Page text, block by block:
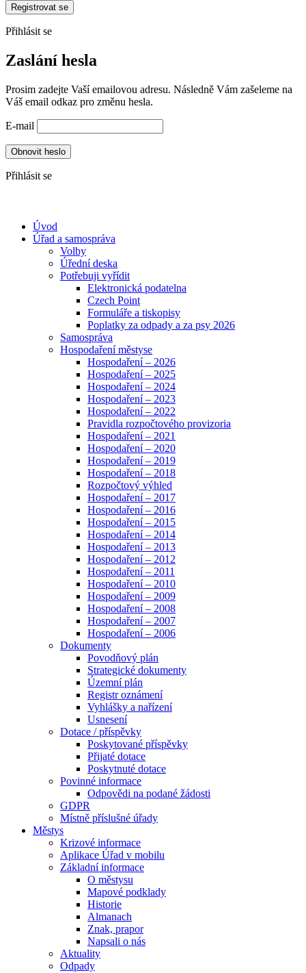
Registrovat se
Přihlásit se
Zaslání hesla
Prosim zadejte Vaší emailovou adresu. Následně Vám zašeleme na
Váš email odkaz pro změnu hesla.
E-mail
Obnovit heslo
Přihlásit se
Úvod
Úřad a samospráva
Volby
Úřední deska
Potřebuji vyřídit
Elektronická podatelna
Czech Point
Formuláře a tiskopisy
Poplatky za odpady a za psy 2026
Samospráva
Hospodaření městyse
Hospodaření – 2026
Hospodaření – 2025
Hospodaření – 2024
Hospodaření – 2023
Hospodaření – 2022
Pravidla rozpočtového provizoria
Hospodaření – 2021
Hospodaření – 2020
Hospodaření – 2019
Hospodaření – 2018
Rozpočtový výhled
Hospodaření – 2017
Hospodaření – 2016
Hospodaření – 2015
Hospodaření – 2014
Hospodaření – 2013
Hospodaření – 2012
Hospodaření – 2011
Hospodaření – 2010
Hospodaření – 2009
Hospodaření – 2008
Hospodaření – 2007
Hospodaření – 2006
Dokumenty
Povodňový plán
Strategické dokumenty
Územní plán
Registr oznámení
Vyhlášky a nařízení
Usnesení
Dotace / příspěvky
Poskytované příspěvky
Přijaté dotace
Poskytnuté dotace
Povinné informace
Odpovědi na podané žádosti
GDPR
Místně příslušné úřady
Městys
Krizové informace
Aplikace Úřad v mobilu
Základní informace
O městysu
Mapové podklady
Historie
Almanach
Znak, prapor
Napsali o nás
Aktuality
Odpady